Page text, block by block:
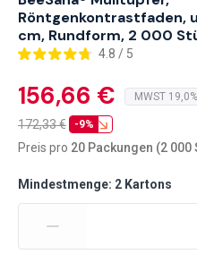
Röntgenkontrastfaden,
cm, Rundform, 2 000
4.8 / 5
156,66 € MWST 19,0%
172,33€ -9%
Preis pro 20 Packungen (2 000
Mindestmenge: 2 Kartons